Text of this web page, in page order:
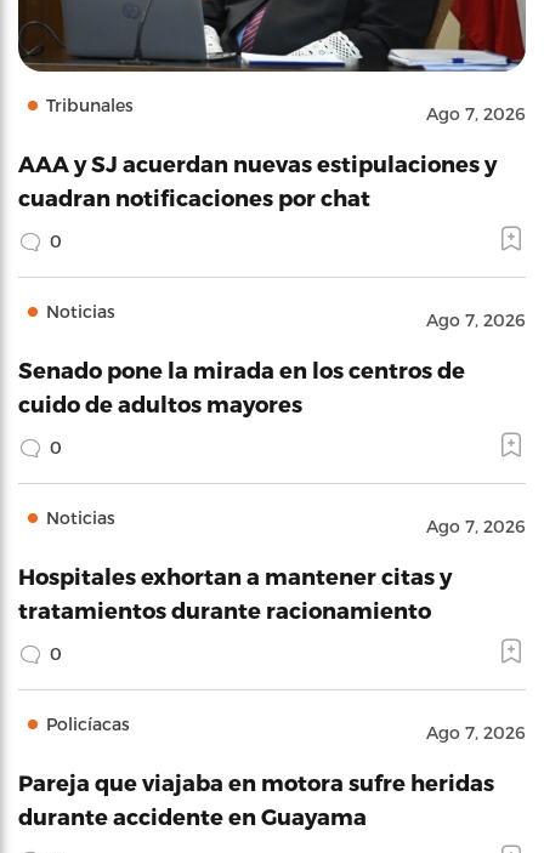
Tribunales Ago 7, 2026
AAA y SJ acuerdan nuevas estipulaciones y
cuadran notificaciones por chat
0
Noticias Ago 7, 2026
Senado pone la mirada en los centros de
cuido de adultos mayores
0
Noticias Ago 7, 2026
Hospitales exhortan a mantener citas y
tratamientos durante racionamiento
0
Policíacas Ago 7, 2026
Pareja que viajaba en motora sufre heridas
durante accidente en Guayama